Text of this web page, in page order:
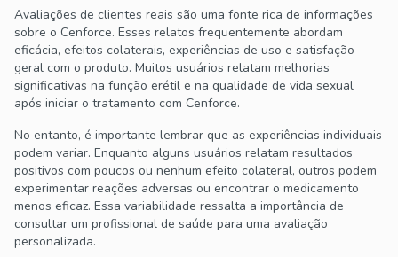
Avaliações de clientes reais são uma fonte rica de informações
sobre o Cenforce. Esses relatos frequentemente abordam
eficácia, efeitos colaterais, experiências de uso e satisfação
geral com o produto. Muitos usuários relatam melhorias
significativas na função erétil e na qualidade de vida sexual
após iniciar o tratamento com Cenforce.
No entanto, é importante lembrar que as experiências individuais
podem variar. Enquanto alguns usuários relatam resultados
positivos com poucos ou nenhum efeito colateral, outros podem
experimentar reações adversas ou encontrar o medicamento
menos eficaz. Essa variabilidade ressalta a importância de
consultar um profissional de saúde para uma avaliação
personalizada.